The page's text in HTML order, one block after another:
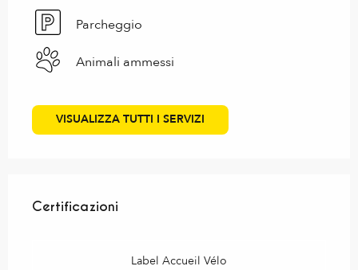
Parcheggio
Animali ammessi
VISUALIZZA TUTTI I SERVIZI
Certificazioni
Certificazioni
Label Accueil Vélo